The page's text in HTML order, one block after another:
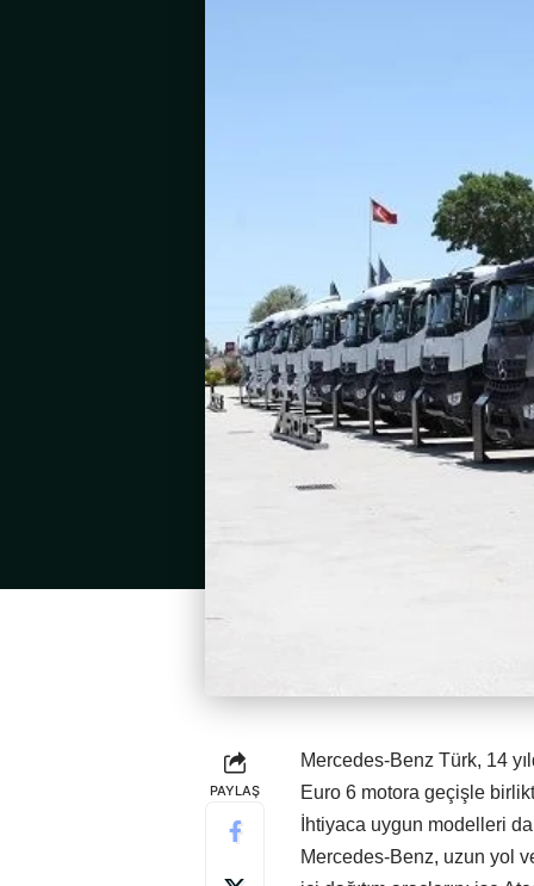
PAYLAŞ
Mercedes-Benz Türk, 14
Euro 6 motora geçişle
İhtiyaca uygun modelleri
Mercedes-Benz, uzun yol